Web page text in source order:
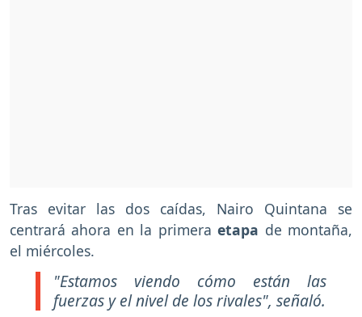
Tras evitar las dos caídas, Nairo Quintana se
centrará ahora en la primeraetapa de montaña,
el miércoles.
"Estamos viendo cómo están las
fuerzas y el nivel de los rivales", señaló.